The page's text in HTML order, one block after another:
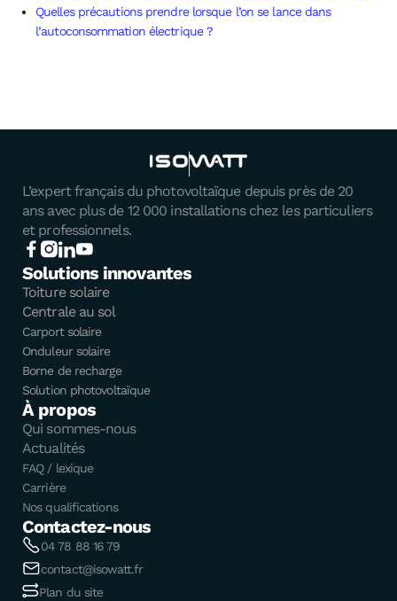
Quelles précautions prendre lorsque l’on se lance dans
l’autoconsommation électrique ?
L’expert français du photovoltaïque depuis près de 20
ans avec plus de 12 000 installations chez les particuliers
et professionnels.
Solutions innovantes
Toiture solaire
Centrale au sol
Carport solaire
Onduleur solaire
Borne de recharge
Solution photovoltaïque
À propos
Qui sommes-nous
Actualités
FAQ / lexique
Carrière
Nos qualifications
Contactez-nous
04 78 88 16 79
contact@isowatt.fr
Plan du site